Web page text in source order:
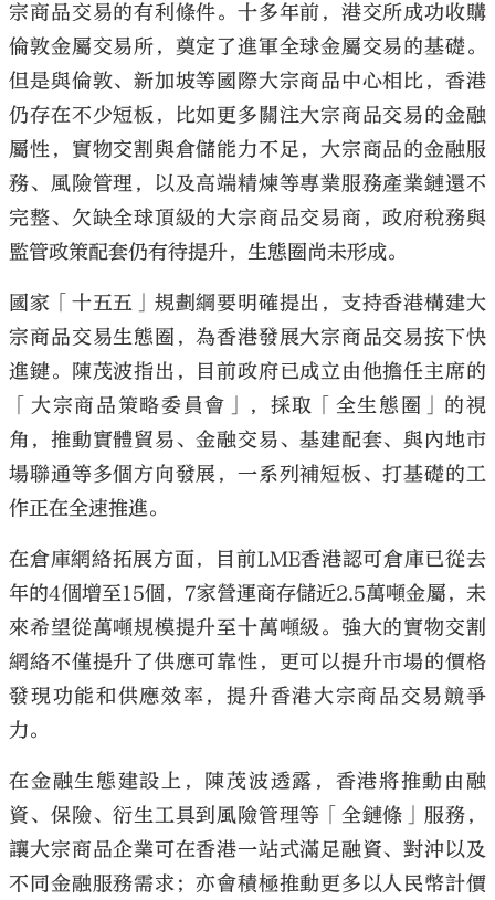
宗商品交易的有利條件。十多年前，港交所成功收購
倫敦金屬交易所，奠定了進軍全球金屬交易的基礎。
但是與倫敦、新加坡等國際大宗商品中心相比，香港
仍存在不少短板，比如更多關注大宗商品交易的金融
屬性，實物交割與倉儲能力不足，大宗商品的金融服
務、風險管理，以及高端精煉等專業服務產業鏈還不
完整、欠缺全球頂級的大宗商品交易商，政府稅務與
監管政策配套仍有待提升，生態圈尚未形成。
國家「十五五」規劃綱要明確提出，支持香港構建大
宗商品交易生態圈，為香港發展大宗商品交易按下快
進鍵。陳茂波指出，目前政府已成立由他擔任主席的
「大宗商品策略委員會」，採取「全生態圈」的視
角，推動實體貿易、金融交易、基建配套、與內地市
場聯通等多個方向發展，一系列補短板、打基礎的工
作正在全速推進。
在倉庫網絡拓展方面，目前LME香港認可倉庫已從去
年的4個增至15個，7家營運商存儲近2.5萬噸金屬，未
來希望從萬噸規模提升至十萬噸級。強大的實物交割
網絡不僅提升了供應可靠性，更可以提升市場的價格
發現功能和供應效率，提升香港大宗商品交易競爭
力。
在金融生態建設上，陳茂波透露，香港將推動由融
資、保險、衍生工具到風險管理等「全鏈條」服務，
讓大宗商品企業可在香港一站式滿足融資、對沖以及
不同金融服務需求；亦會積極推動更多以人民幣計價